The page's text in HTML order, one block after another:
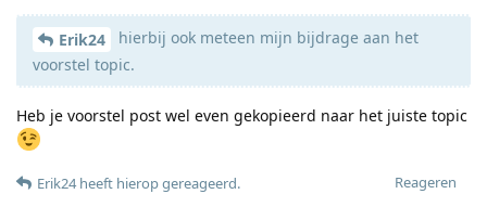
Erik24
hierbij ook meteen mijn bijdrage aan het
voorstel topic.
Heb je voorstel post wel even gekopieerd naar het juiste topic
Reageren
Erik24heeft hierop gereageerd.